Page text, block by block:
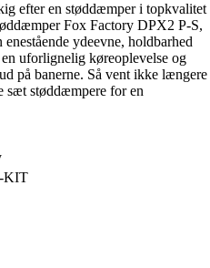
efter en støddæmper i topkvalitet
Fox Factory DPX2 P-S,
ydeevne, holdbarhed
uforlignelig køreoplevelse og
på banerne. Så vent ikke længere
sæt støddæmpere for en
KIT